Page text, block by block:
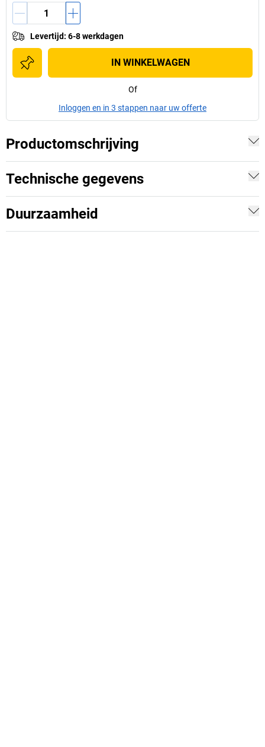
Levertijd: 6-8 werkdagen
IN WINKELWAGEN
Of
Inloggen en in 3 stappen naar uw offerte
Productomschrijving
Technische gegevens
Duurzaamheid